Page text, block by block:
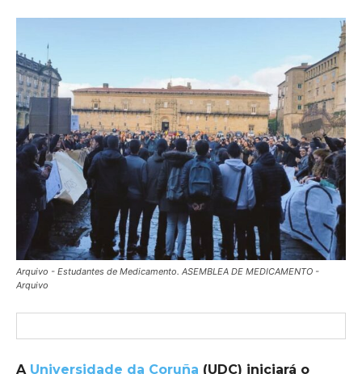
Arquivo - Estudantes de Medicamento. ASEMBLEA DE MEDICAMENTO -
Arquivo
A Universidade da Coruña (UDC) iniciará o